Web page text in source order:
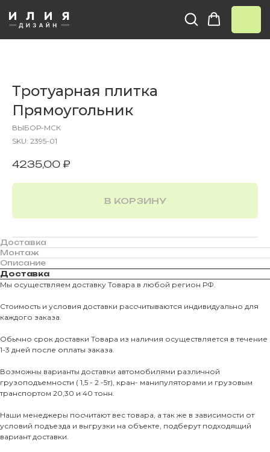
Тротуарная плитка
Прямоугольник
ВЫБОР-МСК
SKU: 2395-01
4235,00 ₽
В КОРЗИНУ
Доставка
Монтаж
Описание
Доставка
Мы осуществляем доставку Товара в любой регион РФ.
Стоимость и условия доставки рассчитываются индивидуально для
каждого заказа.
Обычно срок доставки Товара из наличия осуществляется в течение
1-3 дней после оплаты заказа.
Возможны варианты доставки автомобилями различной
грузоподъемности ( 1,5 - 2 -5т), кран- манипуляторами и грузовым
транспортом 20,30 и 40 тонн.
Наши менеджеры посчитают вес товара, а так же в зависимости от
условий подъезда и выгрузки на объекте, подберут подходящий
вариант доставки.